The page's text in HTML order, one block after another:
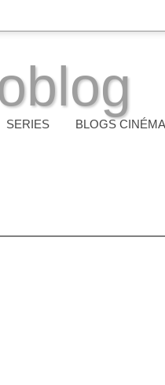
SERIES BLOGS CINÉMA